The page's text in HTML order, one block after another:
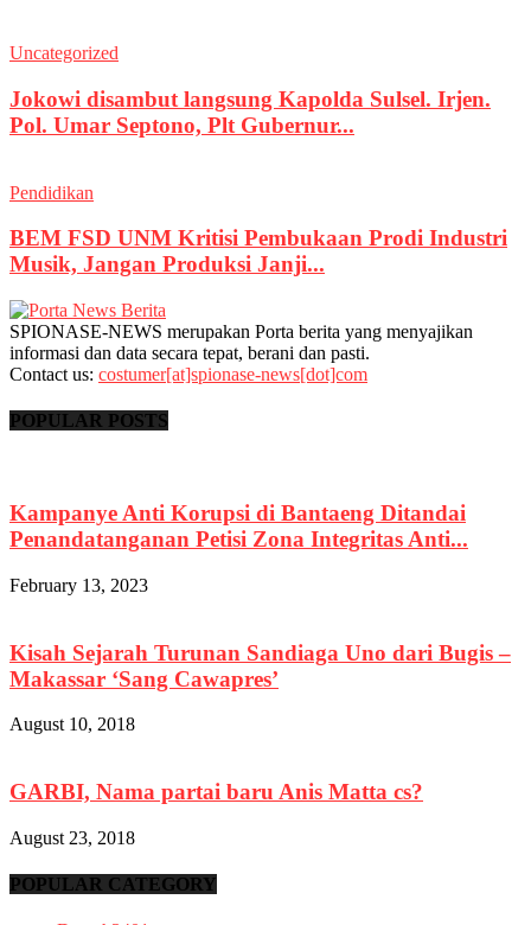
Uncategorized
Jokowi disambut langsung Kapolda Sulsel. Irjen.
Pol. Umar Septono, Plt Gubernur...
Pendidikan
BEM FSD UNM Kritisi Pembukaan Prodi Industri
Musik, Jangan Produksi Janji...
SPIONASE-NEWS merupakan Porta berita yang menyajikan
informasi dan data secara tepat, berani dan pasti.
Contact us: costumer[at]spionase-news[dot]com
POPULAR POSTS
Kampanye Anti Korupsi di Bantaeng Ditandai
Penandatanganan Petisi Zona Integritas Anti...
February 13, 2023
Kisah Sejarah Turunan Sandiaga Uno dari Bugis –
Makassar ‘Sang Cawapres’
August 10, 2018
GARBI, Nama partai baru Anis Matta cs?
August 23, 2018
POPULAR CATEGORY